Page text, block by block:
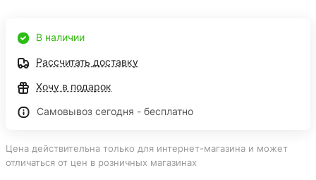
В наличии
Рассчитать доставку
Хочу в подарок
Самовывоз сегодня - бесплатно
Цена действительна только для интернет-магазина и может
отличаться от цен в розничных магазинах